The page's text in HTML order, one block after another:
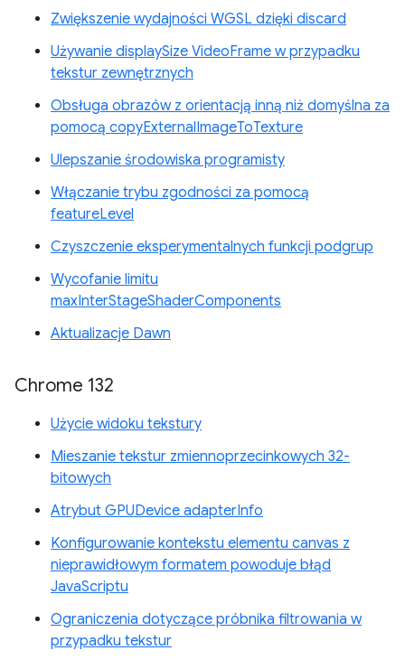
Zwiększenie wydajności WGSL dzięki discard
Używanie displaySize VideoFrame w przypadku
tekstur zewnętrznych
Obsługa obrazów z orientacją inną niż domyślna za
pomocą copyExternalImageToTexture
Ulepszanie środowiska programisty
Włączanie trybu zgodności za pomocą
featureLevel
Czyszczenie eksperymentalnych funkcji podgrup
Wycofanie limitu
maxInterStageShaderComponents
Aktualizacje Dawn
Chrome 132
Użycie widoku tekstury
Mieszanie tekstur zmiennoprzecinkowych 32-
bitowych
Atrybut GPUDevice adapterInfo
Konfigurowanie kontekstu elementu canvas z
nieprawidłowym formatem powoduje błąd
JavaScriptu
Ograniczenia dotyczące próbnika filtrowania w
przypadku tekstur